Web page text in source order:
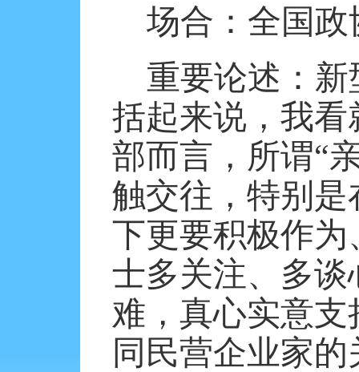
场合：全国
重要论述：
括起来说，我看
部而言，所谓“
触交往，特别
下更要积极作
士多关注、多
难，真心实意支
同民营企业家